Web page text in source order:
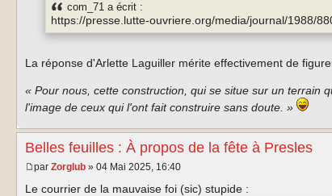
com_71 a écrit :
https://presse.lutte-ouvriere.org/media/journal/1988/
La réponse d'Arlette Laguiller mérite effectivement de
« Pour nous, cette construction, qui se situe sur un terrain
l'image de ceux qui l'ont fait construire sans doute. »
Belles feuilles : À propos de la fête à Presles
par Zorglub » 04 Mai 2025, 16:40
Le courrier de la mauvaise foi (sic) stupide :